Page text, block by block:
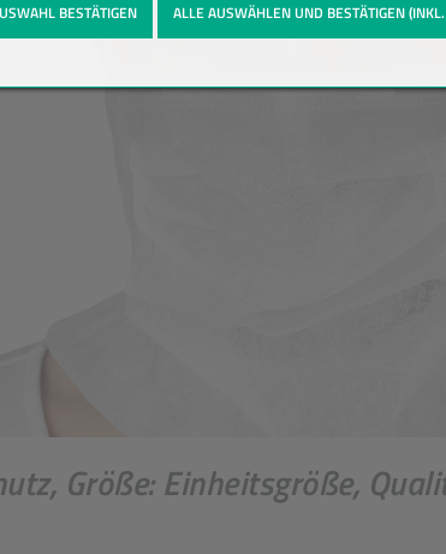
Größe: Einheitsgröße,
BESTÄTIGEN ALLE AUSWÄHLEN UND BESTÄTIGEN